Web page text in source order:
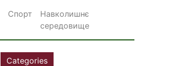
Спорт
Навколишнє
середовище
Categories